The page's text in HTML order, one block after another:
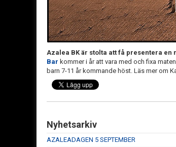
Azalea BK är stolta att få presentera
Bar kommer i år att vara med och fixa
barn 7-11 år kommande höst. Läs mer om
Nyhetsarkiv
AZALEADAGEN 5 SEPTEMBER